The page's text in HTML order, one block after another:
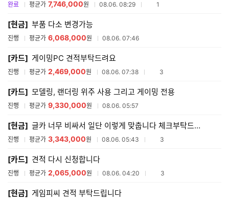
완료 평균가 7,746,000원 08.06. 08:29 참여업체수
1
[현금] 부품 다소 변경가능
진행 평균가 6,068,000원 08.06. 07:46
[카드] 게이밍PC 견적부탁드려요
진행 평균가 2,469,000원 08.06. 07:38 참여업체수
3
[카드] 모델링, 랜더링 위주 사용 그리고 게이밍 전용
진행 평균가 9,330,000원 08.06. 05:57
[현금] 글카 너무 비싸서 일단 이렇게 맞춥니다 체크부탁드립니다!
진행 평균가 3,343,000원 08.06. 05:43 참여업체수
3
[카드] 견적 다시 신청합니다
진행 평균가 2,065,000원 08.06. 04:20 참여업체수
3
[현금] 게임피씨 견적 부탁드립니다